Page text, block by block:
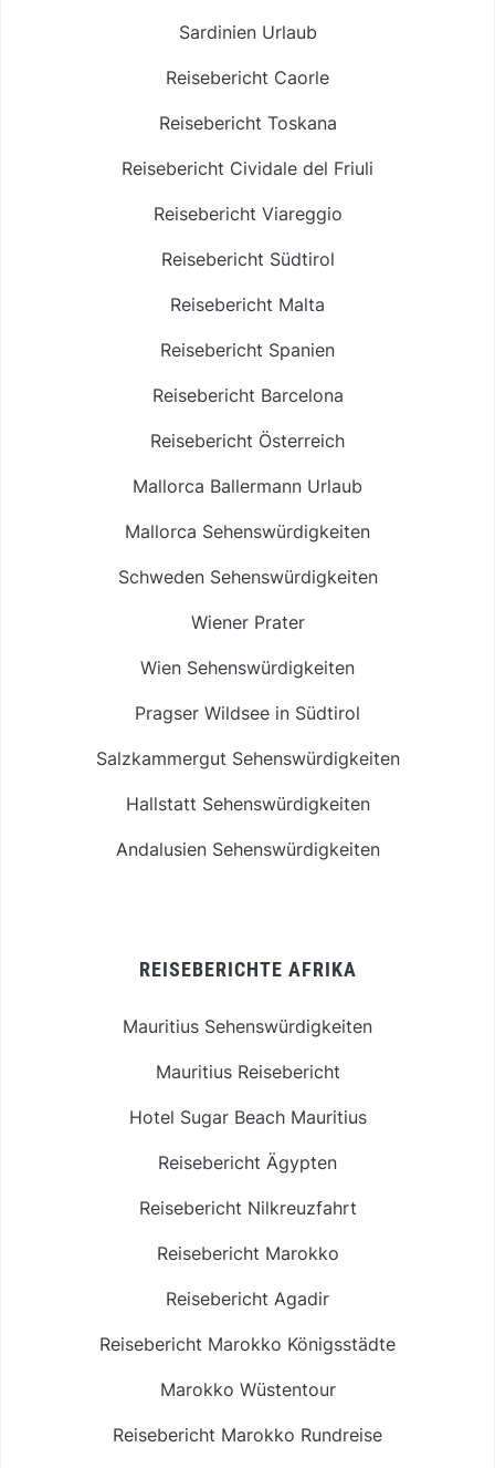
Sardinien Urlaub
Reisebericht Caorle
Reisebericht Toskana
Reisebericht Cividale del Friuli
Reisebericht Viareggio
Reisebericht Südtirol
Reisebericht Malta
Reisebericht Spanien
Reisebericht Barcelona
Reisebericht Österreich
Mallorca Ballermann Urlaub
Mallorca Sehenswürdigkeiten
Schweden Sehenswürdigkeiten
Wiener Prater
Wien Sehenswürdigkeiten
Pragser Wildsee in Südtirol
Salzkammergut Sehenswürdigkeiten
Hallstatt Sehenswürdigkeiten
Andalusien Sehenswürdigkeiten
REISEBERICHTE AFRIKA
Mauritius Sehenswürdigkeiten
Mauritius Reisebericht
Hotel Sugar Beach Mauritius
Reisebericht Ägypten
Reisebericht Nilkreuzfahrt
Reisebericht Marokko
Reisebericht Agadir
Reisebericht Marokko Königsstädte
Marokko Wüstentour
Reisebericht Marokko Rundreise